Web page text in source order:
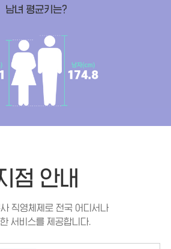
점 안내
직영체제로 전국 어디서나
서비스를 제공합니다.